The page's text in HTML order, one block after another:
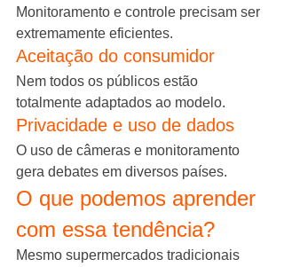
Monitoramento e controle precisam ser
extremamente eficientes.
Aceitação do consumidor
Nem todos os públicos estão
totalmente adaptados ao modelo.
Privacidade e uso de dados
O uso de câmeras e monitoramento
gera debates em diversos países.
O que podemos aprender
com essa tendência?
Mesmo supermercados tradicionais